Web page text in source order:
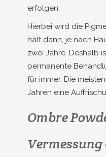
erfolgen.
Hierbei wird die
hält dann, je nach
zwei Jahre. Deshalb
permanente
für immer. Die
Jahren eine
Ombre